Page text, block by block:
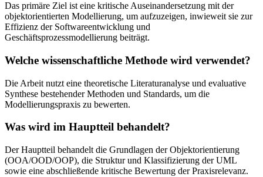
Das primäre Ziel ist eine kritische Auseinandersetzung mit der
objektorientierten Modellierung, um aufzuzeigen, inwieweit sie zur
Effizienz der Softwareentwicklung und
Geschäftsprozessmodellierung beiträgt.
Welche wissenschaftliche Methode wird verwendet?
Die Arbeit nutzt eine theoretische Literaturanalyse und evaluative
Synthese bestehender Methoden und Standards, um die
Modellierungspraxis zu bewerten.
Was wird im Hauptteil behandelt?
Der Hauptteil behandelt die Grundlagen der Objektorientierung
(OOA/OOD/OOP), die Struktur und Klassifizierung der UML
sowie eine abschließende kritische Bewertung der Praxisrelevanz.